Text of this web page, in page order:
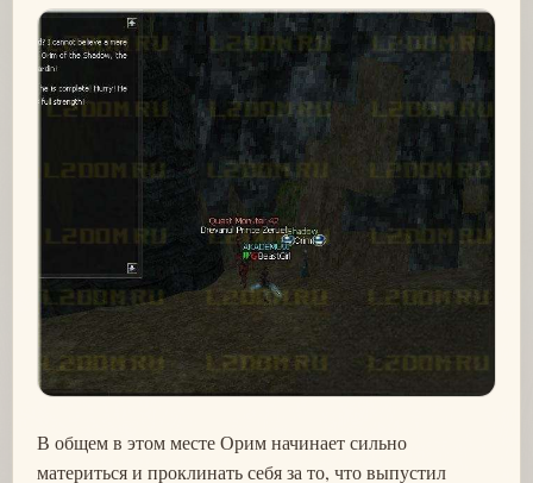
В общем в этом месте Орим начинает сильно
материться и проклинать себя за то, что выпустил